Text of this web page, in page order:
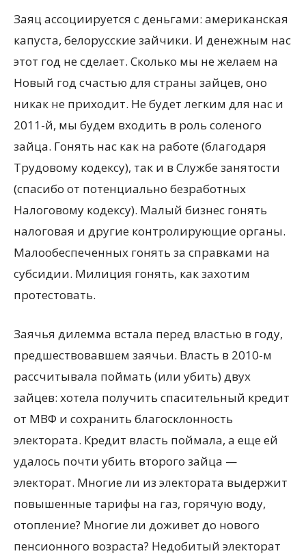
Заяц ассоциируется с деньгами: американская
капуста, белорусские зайчики. И денежным нас
этот год не сделает. Сколько мы не желаем на
Новый год счастью для страны зайцев, оно
никак не приходит. Не будет легким для нас и
2011-й, мы будем входить в роль соленого
зайца. Гонять нас как на работе (благодаря
Трудовому кодексу), так и в Службе занятости
(спасибо от потенциально безработных
Налоговому кодексу). Малый бизнес гонять
налоговая и другие контролирующие органы.
Малообеспеченных гонять за справками на
субсидии. Милиция гонять, как захотим
протестовать.
Заячья дилемма встала перед властью в году,
предшествовавшем заячьи. Власть в 2010-м
рассчитывала поймать (или убить) двух
зайцев: хотела получить спасительный кредит
от МВФ и сохранить благосклонность
электората. Кредит власть поймала, а еще ей
удалось почти убить второго зайца —
электорат. Многие ли из электората выдержит
повышенные тарифы на газ, горячую воду,
отопление? Многие ли доживет до нового
пенсионного возраста? Недобитый электорат